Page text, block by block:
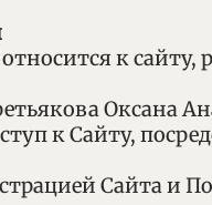
к
Оксана
к Сайту,
Сайта и